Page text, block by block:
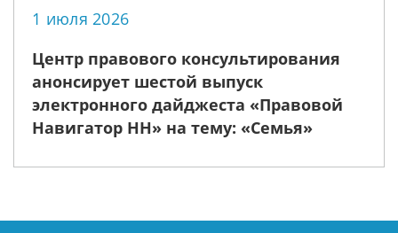
1 июля 2026
Центр правового консультирования
анонсирует шестой выпуск
электронного дайджеста «Правовой
Навигатор НН» на тему: «Семья»